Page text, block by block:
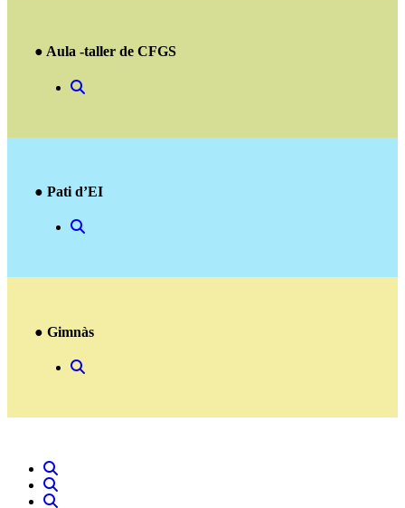
● Aula -taller de CFGS
● Pati d’EI
● Gimnàs